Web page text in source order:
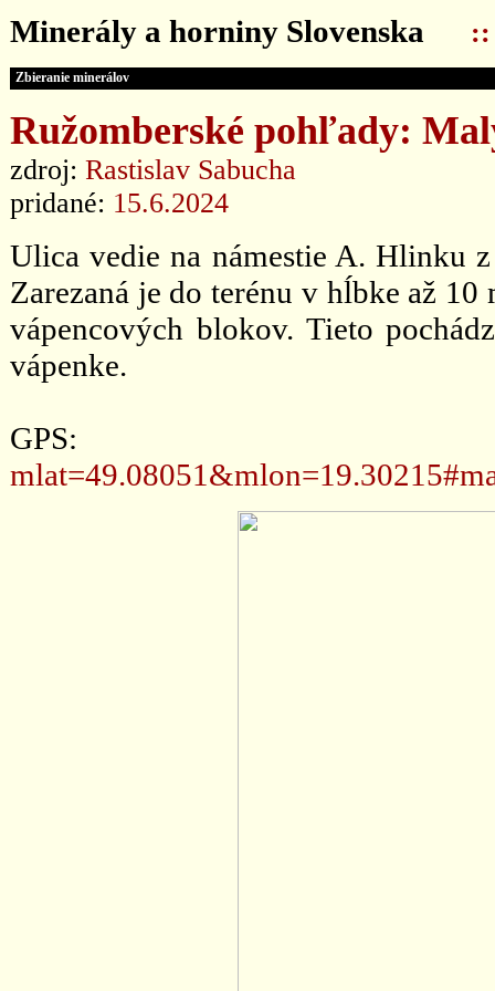
Minerály a horniny Slovenska ::
Zbieranie minerálov
Ružomberské pohľady:
zdroj: Rastislav Sabucha
pridané: 15.6.2024
Ulica vedie na námestie A. Hlinku
Zarezaná je do terénu v hĺbke až
vápencových blokov. Tieto
vápenke.